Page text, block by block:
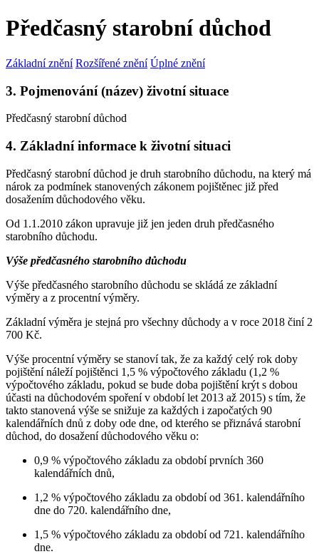
Předčasný starobní důchod
Základní znění Rozšířené znění Úplné znění
3. Pojmenování (název) životní situace
Předčasný starobní důchod
4. Základní informace k životní situaci
Předčasný starobní důchod je druh starobního důchodu, na který má
nárok za podmínek stanovených zákonem pojištěnec již před
dosažením důchodového věku.
Od 1.1.2010 zákon upravuje již jen jeden druh předčasného
starobního důchodu.
Výše předčasného starobního důchodu
Výše předčasného starobního důchodu se skládá ze základní
výměry a z procentní výměry.
Základní výměra je stejná pro všechny důchody a v roce 2018 činí 2
700 Kč.
Výše procentní výměry se stanoví tak, že za každý celý rok doby
pojištění náleží pojištěnci 1,5 % výpočtového základu (1,2 %
výpočtového základu, pokud se bude doba pojištění krýt s dobou
účasti na důchodovém spoření v období let 2013 až 2015) s tím, že
takto stanovená výše se snižuje za každých i započatých 90
kalendářních dnů z doby ode dne, od kterého se přiznává starobní
důchod, do dosažení důchodového věku o:
0,9 % výpočtového základu za období prvních 360
kalendářních dnů,
1,2 % výpočtového základu za období od 361. kalendářního
dne do 720. kalendářního dne,
1,5 % výpočtového základu za období od 721. kalendářního
dne.